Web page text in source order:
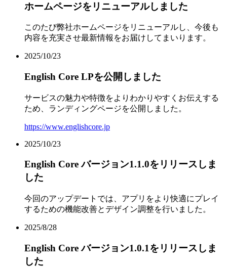
ホームページをリニューアルしました
このたび弊社ホームページをリニューアルし、今後も
内容を充実させ最新情報をお届けしてまいります。
2025/10/23
English Core LPを公開しました
サービスの魅力や特徴をよりわかりやすくお伝えする
ため、ランディングページを公開しました。
https://www.englishcore.jp
2025/10/23
English Core バージョン1.1.0をリリースしま
した
今回のアップデートでは、アプリをより快適にプレイ
するための機能改善とデザイン調整を行いました。
2025/8/28
English Core バージョン1.0.1をリリースしま
した